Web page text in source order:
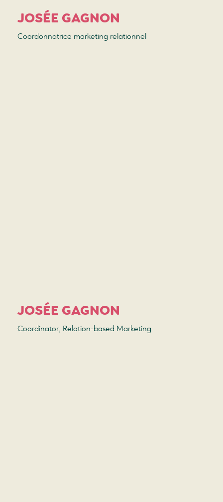
JOSÉE GAGNON
Coordonnatrice marketing relationnel
JOSÉE GAGNON
Coordinator, Relation-based Marketing